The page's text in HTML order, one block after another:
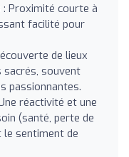
: Proximité courte à
facilité pour
de lieux
souvent
passionnantes.
réactivité et une
(santé, perte de
le sentiment de